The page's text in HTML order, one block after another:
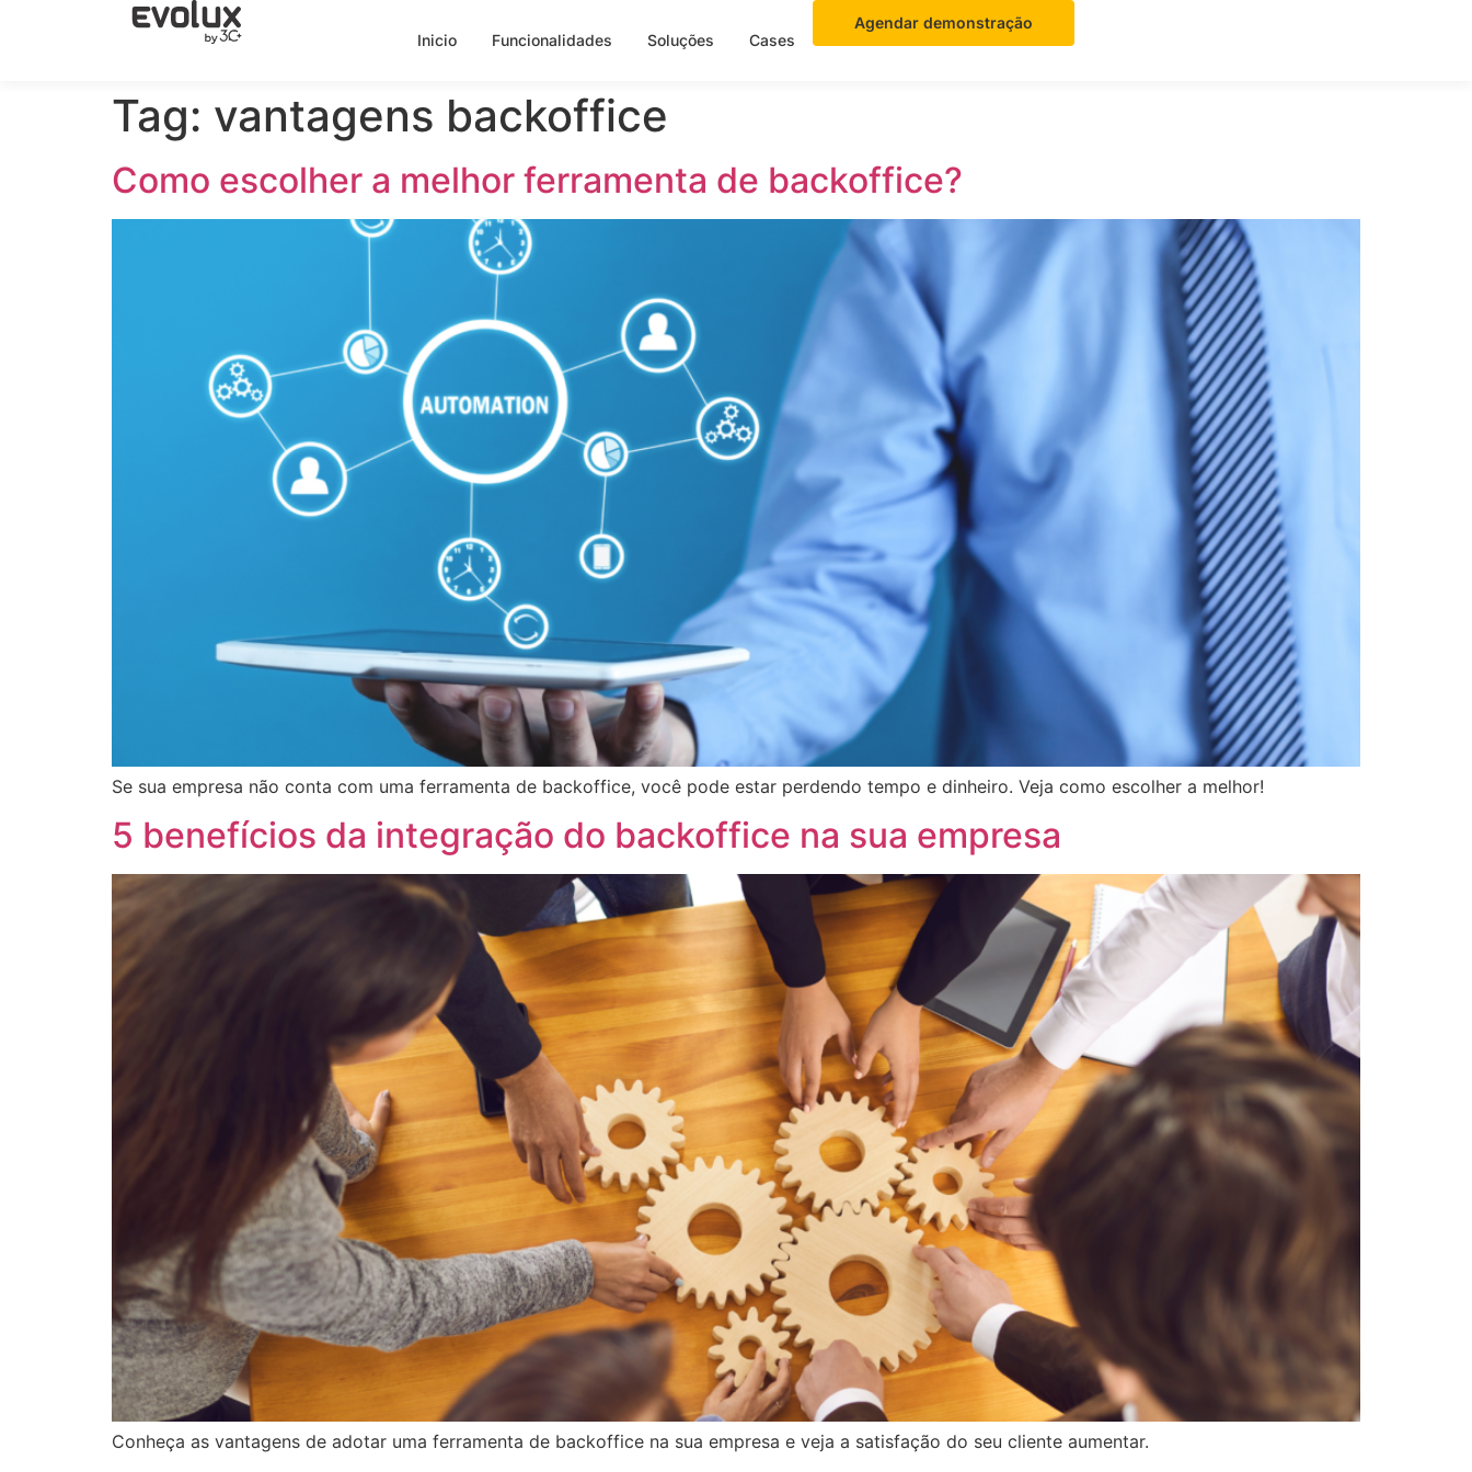
Inicio Funcionalidades Soluções Cases
Agendar demonstração
Tag: vantagens backoffice
Como escolher a melhor ferramenta de backoffice?
Se sua empresa não conta com uma ferramenta de backoffice, você pode estar perdendo tempo e dinheiro. Veja como escolher a melhor!
5 benefícios da integração do backoffice na sua empresa
Conheça as vantagens de adotar uma ferramenta de backoffice na sua empresa e veja a satisfação do seu cliente aumentar.